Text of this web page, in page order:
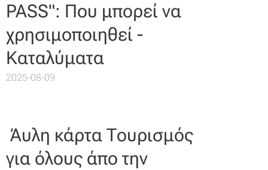
PASS": Που μπορεί να
χρησιμοποιηθεί -
Καταλύματα
2025-08-09
Άυλη κάρτα Τουρισμός
για όλους άπο την